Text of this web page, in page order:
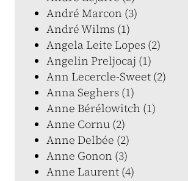
André Marcon (3)
André Wilms (1)
Angela Leite Lopes (2)
Angelin Preljocaj (1)
Ann Lecercle-Sweet (2)
Anna Seghers (1)
Anne Bérélowitch (1)
Anne Cornu (2)
Anne Delbée (2)
Anne Gonon (3)
Anne Laurent (4)